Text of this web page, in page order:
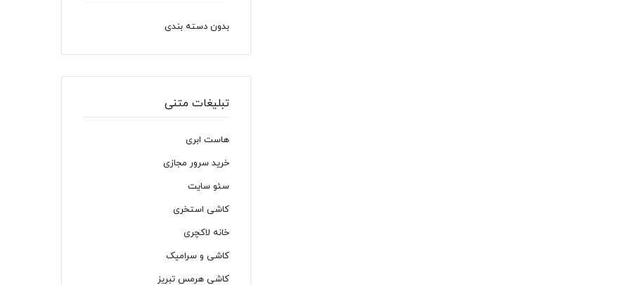
بدون دسته بندی
تبلیغات متنی
هاست ابری
خرید سرور مجازی
سئو سایت
کاشی استخری
خانه لاکچری
کاشی و سرامیک
کاشی هرمس تبریز